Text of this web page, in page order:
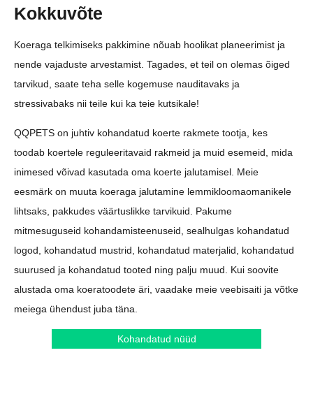
Kokkuvõte
Koeraga telkimiseks pakkimine nõuab hoolikat planeerimist ja
nende vajaduste arvestamist. Tagades, et teil on olemas õiged
tarvikud, saate teha selle kogemuse nauditavaks ja
stressivabaks nii teile kui ka teie kutsikale!
QQPETS on juhtiv kohandatud koerte rakmete tootja, kes
toodab koertele reguleeritavaid rakmeid ja muid esemeid, mida
inimesed võivad kasutada oma koerte jalutamisel. Meie
eesmärk on muuta koeraga jalutamine lemmikloomaomanikele
lihtsaks, pakkudes väärtuslikke tarvikuid. Pakume
mitmesuguseid kohandamisteenuseid, sealhulgas kohandatud
logod, kohandatud mustrid, kohandatud materjalid, kohandatud
suurused ja kohandatud tooted ning palju muud. Kui soovite
alustada oma koeratoodete äri, vaadake meie veebisaiti ja võtke
meiega ühendust juba täna.
Kohandatud nüüd